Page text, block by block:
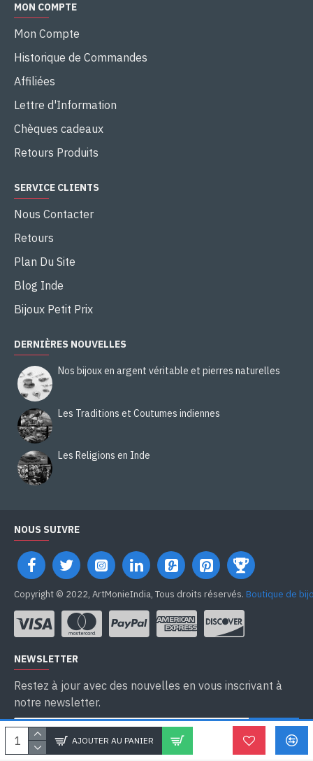
AJOUTER AU PANIER
MON COMPTE
Mon Compte
Historique de Commandes
Affiliées
Lettre d'Information
Chèques cadeaux
Retours Produits
SERVICE CLIENTS
Nous Contacter
Retours
Plan Du Site
Blog Inde
Bijoux Petit Prix
DERNIÈRES NOUVELLES
Nos bijoux en argent véritable et pierres naturelles
Les Traditions et Coutumes indiennes
Les Religions en Inde
NOUS SUIVRE
Copyright © 2022, ArtMonieIndia, Tous droits réservés. Boutique de
NEWSLETTER
Restez à jour avec des nouvelles en vous inscrivant à
notre newsletter.